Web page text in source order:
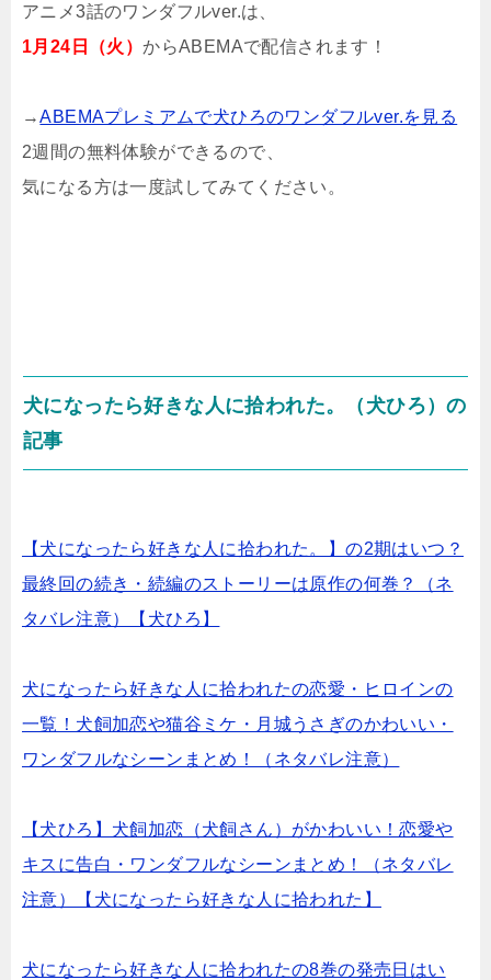
アニメ3話のワンダフルver.は、
1月24日（火）からABEMAで配信されます！
→ABEMAプレミアムで犬ひろのワンダフルver.を見る
2週間の無料体験ができるので、
気になる方は一度試してみてください。
犬になったら好きな人に拾われた。（犬ひろ）の
記事
【犬になったら好きな人に拾われた。】の2期はいつ？
最終回の続き・続編のストーリーは原作の何巻？（ネ
タバレ注意）【犬ひろ】
犬になったら好きな人に拾われたの恋愛・ヒロインの
一覧！犬飼加恋や猫谷ミケ・月城うさぎのかわいい・
ワンダフルなシーンまとめ！（ネタバレ注意）
【犬ひろ】犬飼加恋（犬飼さん）がかわいい！恋愛や
キスに告白・ワンダフルなシーンまとめ！（ネタバレ
注意）【犬になったら好きな人に拾われた】
犬になったら好きな人に拾われたの8巻の発売日はい